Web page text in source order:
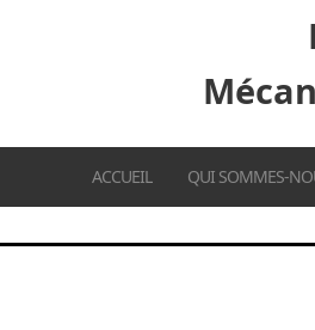
ACCUEIL QUI SOMMES-